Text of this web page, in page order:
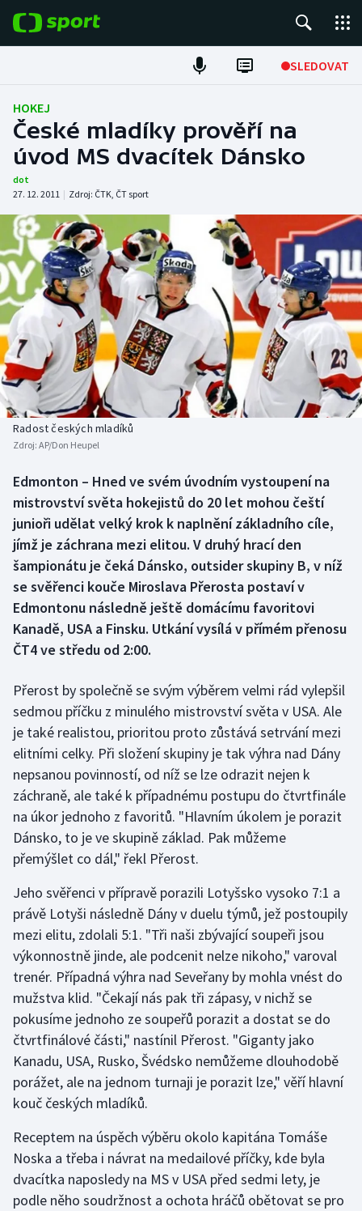
SLEDOVAT
Fotbal
Hokej
Atletika
Cyklistika
DALŠÍ SPORTY
Americký fotbal
Baseball a softbal
Basketbal
Biatlon
Boby a skeleton
Box
Curling
Dostihy
Florbal
Futsal
Golf
Gymnastika
Házená
Jezdectví
Krasobruslení
Lezení
Lyže a snowboard
Moderní pětiboj
Motorsport
Olympijské hry
Parasport
Plavání
NEPŘEHLÉDNĚTE
Soutěže
Historické návraty
Aplikace ČT sport
AZ kvíz
HOKEJ
České mladíky prověří na
úvod MS dvacítek Dánsko
dot
27. 12. 2011 | Zdroj: ČTK, ČT sport
Radost českých mladíků
Zdroj: AP/Don Heupel
Edmonton – Hned ve svém úvodním vystoupení na
mistrovství světa hokejistů do 20 let mohou čeští
junioři udělat velký krok k naplnění základního cíle,
jímž je záchrana mezi elitou. V druhý hrací den
šampionátu je čeká Dánsko, outsider skupiny B, v níž
se svěřenci kouče Miroslava Přerosta postaví v
Edmontonu následně ještě domácímu favoritovi
Kanadě, USA a Finsku. Utkání vysílá v přímém přenosu
ČT4 ve středu od 2:00.
Přerost by společně se svým výběrem velmi rád vylepšil
sedmou příčku z minulého mistrovství světa v USA. Ale
je také realistou, prioritou proto zůstává setrvání mezi
elitními celky. Při složení skupiny je tak výhra nad Dány
nepsanou povinností, od níž se lze odrazit nejen k
záchraně, ale také k případnému postupu do čtvrtfinále
na úkor jednoho z favoritů. "Hlavním úkolem je porazit
Dánsko, to je ve skupině základ. Pak můžeme
přemýšlet co dál," řekl Přerost.
Jeho svěřenci v přípravě porazili Lotyšsko vysoko 7:1 a
právě Lotyši následně Dány v duelu týmů, jež postoupily
mezi elitu, zdolali 5:1. "Tři naši zbývající soupeři jsou
výkonnostně jinde, ale podcenit nelze nikoho," varoval
trenér. Případná výhra nad Seveřany by mohla vnést do
mužstva klid. "Čekají nás pak tři zápasy, v nichž se
pokusíme jednoho ze soupeřů porazit a dostat se do
čtvrtfinálové části," nastínil Přerost. "Giganty jako
Kanadu, USA, Rusko, Švédsko nemůžeme dlouhodobě
porážet, ale na jednom turnaji je porazit lze," věří hlavní
kouč českých mladíků.
Receptem na úspěch výběru okolo kapitána Tomáše
Noska a třeba i návrat na medailové příčky, kde byla
dvacítka naposledy na MS v USA před sedmi lety, je
podle něho soudržnost a ochota hráčů obětovat se pro